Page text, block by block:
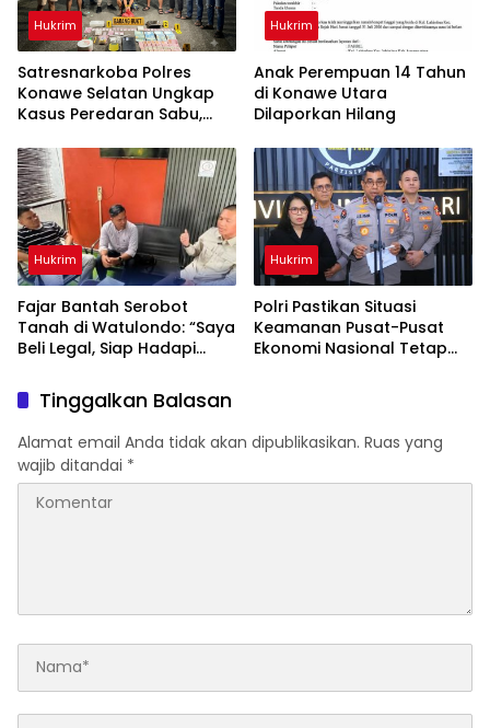
Hukrim
Satresnarkoba Polres
Konawe Selatan Ungkap
Kasus Peredaran Sabu,
Diamankan
Hukrim
Anak Perempuan 14 Tahun
di Konawe Utara
Dilaporkan Hilang
Hukrim
‎Fajar Bantah Serobot
Tanah di Watulondo: “Saya
Beli Legal, Siap Hadapi
Hukrim
Polri Pastikan Situasi
Keamanan Pusat-Pusat
Ekonomi Nasional Tetap
Tinggalkan Balasan
Alamat email Anda tidak akan dipublikasikan. Ruas yang
wajib ditandai *